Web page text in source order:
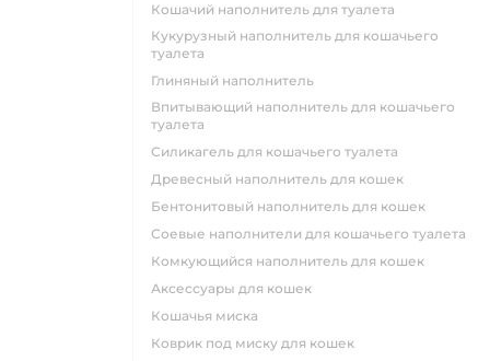
кошачий наполнитель для туалета
кукурузный наполнитель для кошачьего
туалета
глиняный наполнитель
впитывающий наполнитель для кошачьего
туалета
силикагель для кошачьего туалета
древесный наполнитель для кошек
бентонитовый наполнитель для кошек
соевые наполнители для кошачьего туалета
комкующийся наполнитель для кошек
аксессуары для кошек
кошачья миска
коврик под миску для кошек